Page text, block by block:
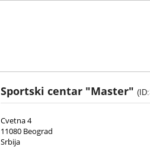
Sportski centar "Master"
Cvetna 4
11080 Beograd
Srbija